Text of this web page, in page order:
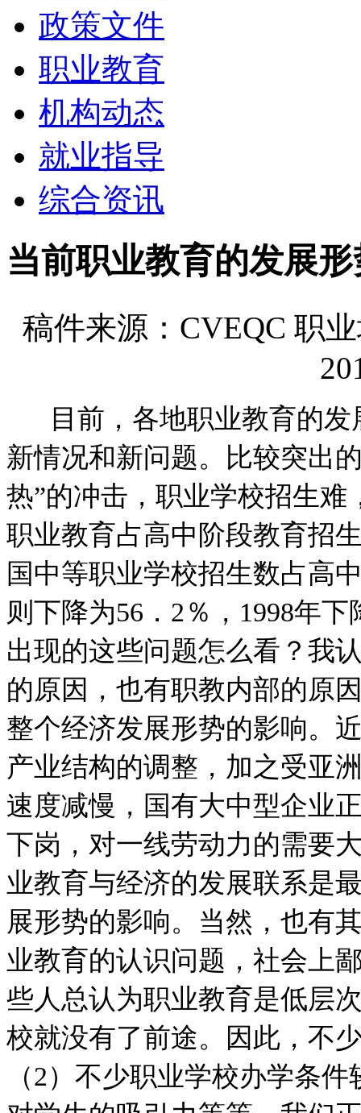
政策文件
职业教育
机构动态
就业指导
综合资讯
当前职业教育的发展
稿件来源：CVEQC
目前，各地职业教育的发
新情况和新问题。比较突出
热”的冲击，职业学校招生
职业教育占高中阶段教育招
国中等职业学校招生数占高
则下降为56．2％，1998年
出现的这些问题怎么看？我
的原因，也有职教内部的原
整个经济发展形势的影响。
产业结构的调整，加之受亚
速度减慢，国有大中型企业
下岗，对一线劳动力的需要
业教育与经济的发展联系是
展形势的影响。当然，也有
业教育的认识问题，社会上
些人总认为职业教育是低层
校就没有了前途。因此，不
（2）不少职业学校办学条